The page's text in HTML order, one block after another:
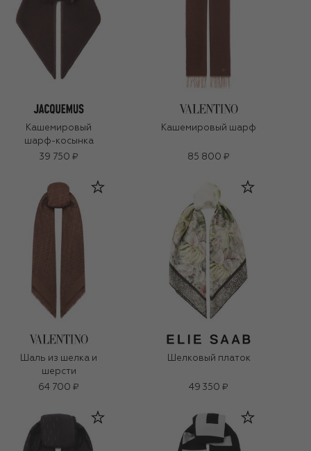
Кашемировый
шарф-косынка
39 750 ₽
Кашемировый шарф
85 800 ₽
Шаль из шелка и
шерсти
64 700 ₽
Шелковый платок
49 350 ₽